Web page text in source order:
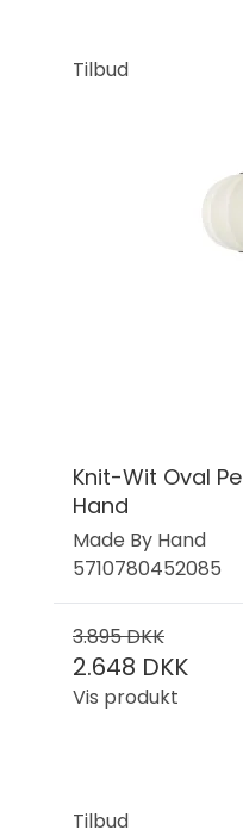
Tilbud
Knit-Wit Oval
Hand
Made By Hand
5710780452085
3.895 DKK
2.648 DKK
Vis produkt
Tilbud